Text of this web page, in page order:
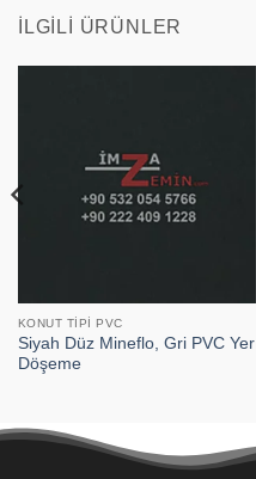
İLGILI ÜRÜNLER
KONUT TIPI PVC
Siyah Düz Mineflo, Gri PVC Yer
Döşeme